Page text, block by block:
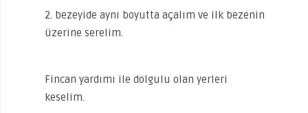
2. bezeyide aynı boyutta açalım ve ilk bezenin
üzerine serelim.
Fincan yardımı ile dolgulu olan yerleri
keselim.